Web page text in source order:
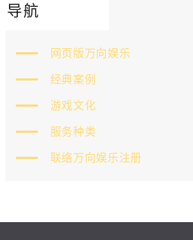
导航
网页版万向娱乐
经典案例
游戏文化
服务种类
联络万向娱乐注册